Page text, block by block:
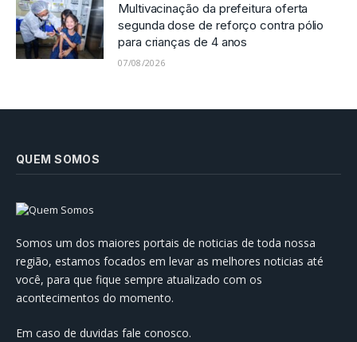
Multivacinação da prefeitura oferta
segunda dose de reforço contra pólio
para crianças de 4 anos
07/08/2026
QUEM SOMOS
Somos um dos maiores portais de noticias de toda nossa
região, estamos focados em levar as melhores noticias até
você, para que fique sempre atualizado com os
acontecimentos do momento.
Em caso de duvidas fale conosco.